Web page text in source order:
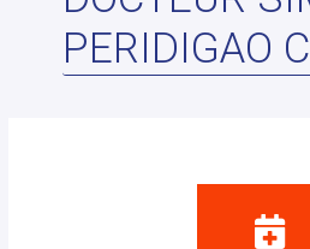
PERIDIGAO